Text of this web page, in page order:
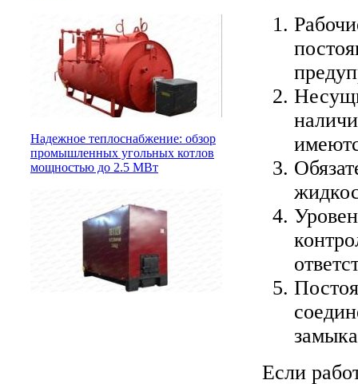
Надежное теплоснабжение: обзор
промышленных угольных котлов
мощностью до 2.5 МВт
Если